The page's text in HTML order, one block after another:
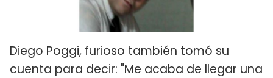
Diego Poggi, furioso también tomó su
cuenta para decir: "Me acaba de llegar una